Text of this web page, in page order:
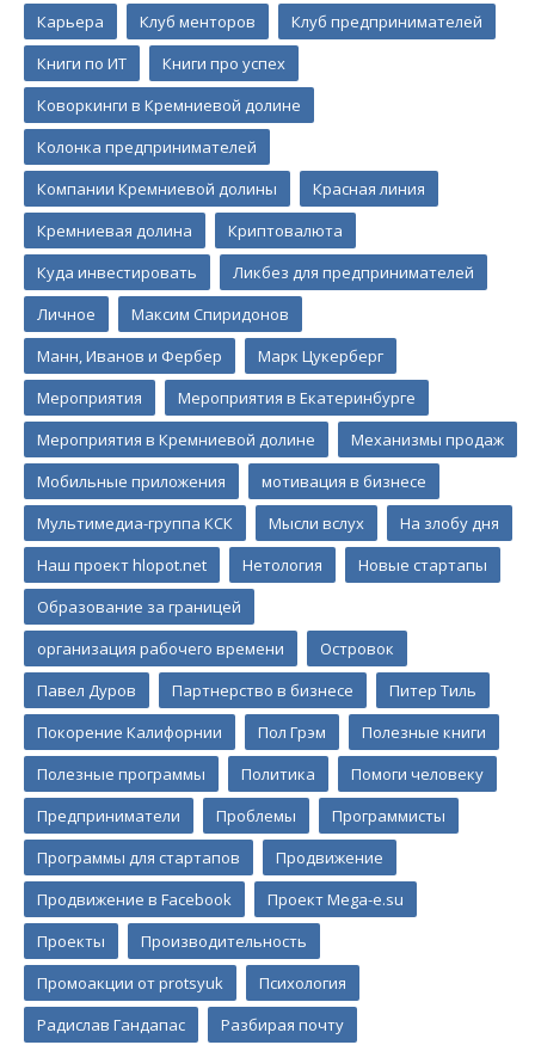
Карьера
Клуб менторов
Клуб предпринимателей
Книги по ИТ
Книги про успех
Коворкинги в Кремниевой долине
Колонка предпринимателей
Компании Кремниевой долины
Красная линия
Кремниевая долина
Криптовалюта
Куда инвестировать
Ликбез для предпринимателей
Личное
Максим Спиридонов
Манн, Иванов и Фербер
Марк Цукерберг
Мероприятия
Мероприятия в Екатеринбурге
Мероприятия в Кремниевой долине
Механизмы продаж
Мобильные приложения
мотивация в бизнесе
Мультимедиа-группа КСК
Мысли вслух
На злобу дня
Наш проект hlopot.net
Нетология
Новые стартапы
Образование за границей
организация рабочего времени
Островок
Павел Дуров
Партнерство в бизнесе
Питер Тиль
Покорение Калифорнии
Пол Грэм
Полезные книги
Полезные программы
Политика
Помоги человеку
Предприниматели
Проблемы
Программисты
Программы для стартапов
Продвижение
Продвижение в Facebook
Проект Mega-e.su
Проекты
Производительность
Промоакции от protsyuk
Психология
Радислав Гандапас
Разбирая почту